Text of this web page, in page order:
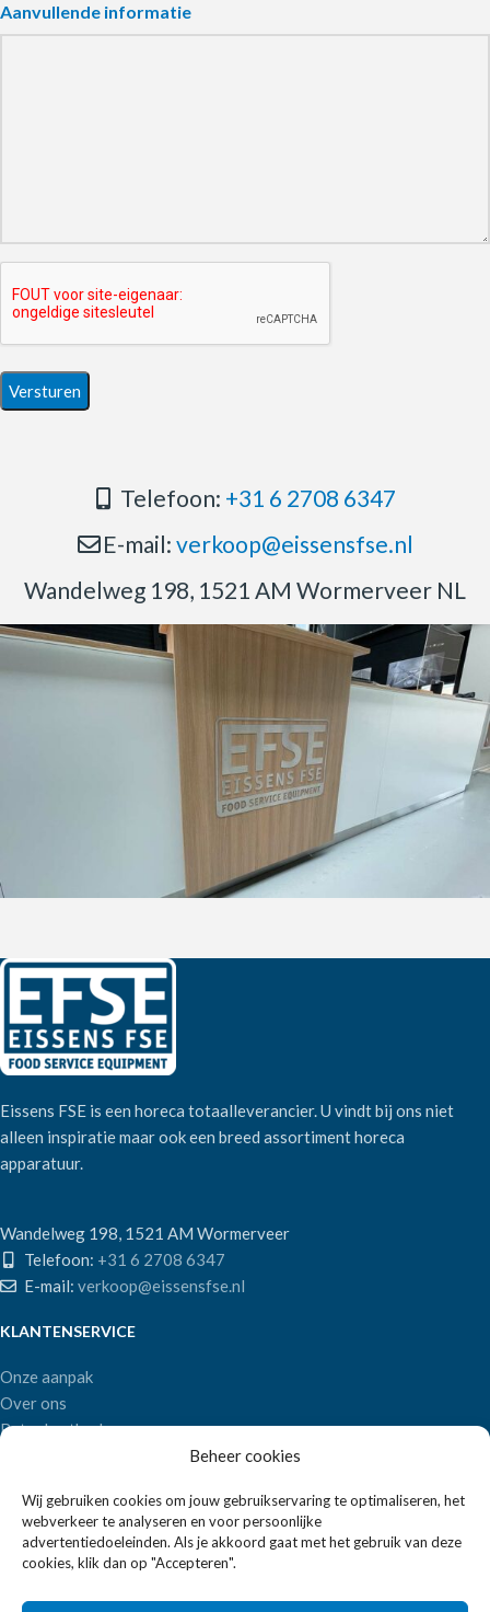
Beheer cookies
Wij gebruiken cookies om jouw gebruikservaring te optimaliseren, het
webverkeer te analyseren en voor persoonlijke
advertentiedoeleinden. Als je akkoord gaat met het gebruik van deze
cookies, klik dan op "Accepteren".
Aanvullende informatie
Telefoon: +31 6 2708 6347
E-mail: verkoop@eissensfse.nl
Wandelweg 198, 1521 AM Wormerveer NL
Eissens FSE is een horeca totaalleverancier. U vindt bij ons niet
alleen inspiratie maar ook een breed assortiment horeca
apparatuur.
Wandelweg 198, 1521 AM Wormerveer
Telefoon: +31 6 2708 6347
E-mail: verkoop@eissensfse.nl
KLANTENSERVICE
Onze aanpak
Over ons
Betaalmethoden
POPULAIRE MERKEN
APS Germany
Bartscher